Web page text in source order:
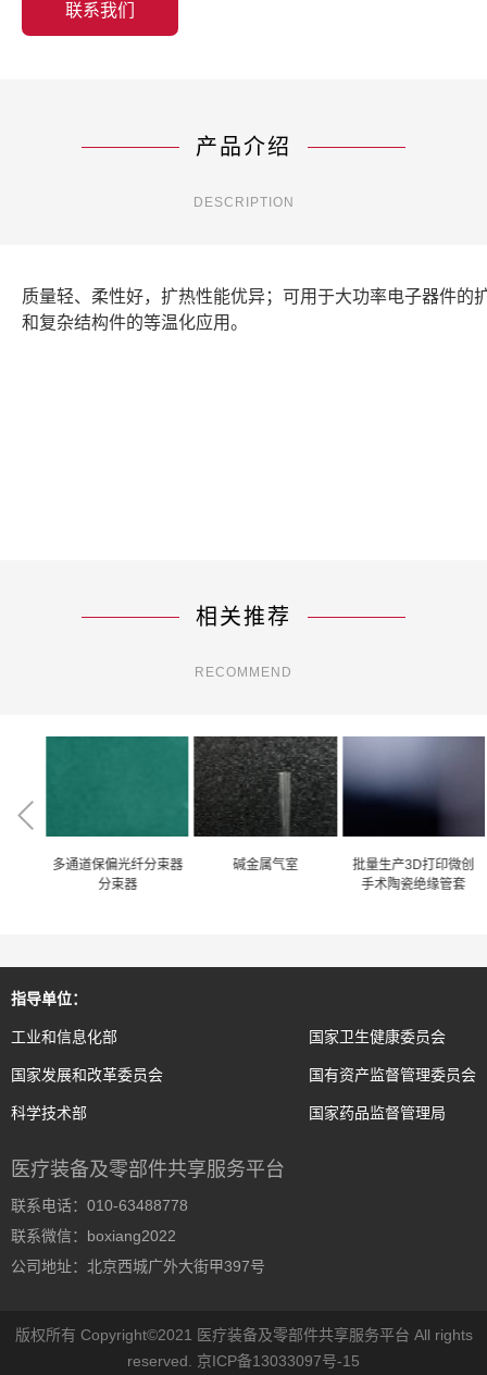
联系我们
产品介绍
DESCRIPTION
质量轻、柔性好，扩热性能优异；可用于大功率电子器件的
和复杂结构件的等温化应用。
相关推荐
RECOMMEND
纤分束器
碱金属气室
批量生产3D打印微创
陶瓷3D打印部件
样品开发与批量
指导单位：
工业和信息化部
国家发展和改革委员会
科学技术部
国家卫生健康委员会
国有资产监督管理委员会
国家药品监督管理局
医疗装备及零部件共享服务平台
联系电话：010-63488778
联系微信：boxiang2022
公司地址：北京西城广外大街甲397号
版权所有 Copyright©2021 医疗装备及零部件共享服务平台 All rights
reserved. 京ICP备13033097号-15